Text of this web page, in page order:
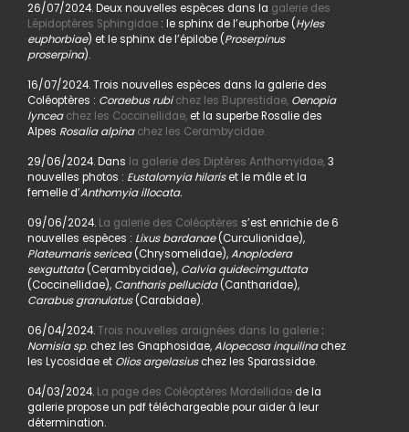
26/07/2024. Deux nouvelles espèces dans la galerie des
Lépidoptères Sphingidae: le sphinx de l’euphorbe (Hyles
euphorbiae) et le sphinx de l’épilobe (Proserpinus
proserpina).
16/07/2024. Trois nouvelles espèces dans la galerie des
Coléoptères : Coraebus rubi chez les Buprestidae, Oenopia
lyncea chez les Coccinellidae,et la superbe Rosalie des
Alpes Rosalia alpina chez les Cerambycidae.
29/06/2024. Dans la galerie des Diptères Anthomyidae,3
nouvelles photos : Eustalomyia hilariset le mâle et la
femelle d’Anthomyia illocata.
09/06/2024.La galerie des Coléoptères s’est enrichie de 6
nouvelles espèces : Lixus bardanae(Curculionidae),
Plateumaris sericea(Chrysomelidae),Anoplodera
sexguttata(Cerambycidae), Calvia quidecimguttata
(Coccinellidae), Cantharis pellucida(Cantharidae),
Carabus granulatus(Carabidae).
06/04/2024.Trois nouvelles araignées dans la galerie:
Nomisia sp. chez les Gnaphosidae,Alopecosa inquilinachez
les Lycosidae et Olios argelasiuschez les Sparassidae.
04/03/2024. La page des Coléoptères Mordellidaede la
galerie propose un pdf téléchargeable pour aider à leur
détermination.